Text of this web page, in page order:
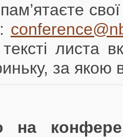
свої
листа
за якою
на